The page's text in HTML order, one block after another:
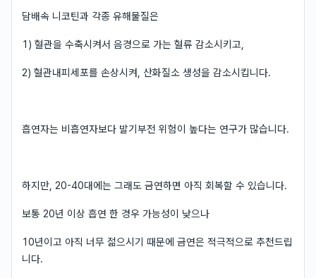
담배속 니코틴과 각종 유해물질은
1) 혈관을 수축시켜서 음경으로 가는 혈류 감소시키고,
2) 혈관내피세포를 손상시켜, 산화질소 생성을 감소시킵니다.
흡연자는 비흡연자보다 발기부전 위험이 높다는 연구가 많습니다.
하지만, 20-40대에는 그래도 금연하면 아직 회복할 수 있습니다.
보통 20년 이상 흡연 한 경우 가능성이 낮으나
10년이고 아직 너무 젊으시기 때문에 금연은 적극적으로 추천드립
니다.